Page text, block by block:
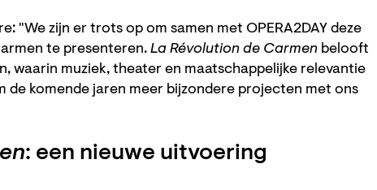
"We zijn er trots op om samen met OPERA2DAY deze
te presenteren. La Révolution de Carmen belooft
waarin muziek, theater en maatschappelijke relevantie
de komende jaren meer bijzondere projecten met ons
: een nieuwe uitvoering